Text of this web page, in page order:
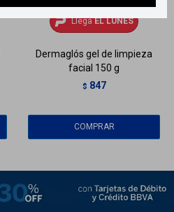
LlegaEL LUNES
Dermaglós gel de limpieza
facial 150 g
$ 847